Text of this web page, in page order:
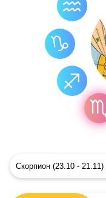
Подарки
Скорпион и
Скорпион в